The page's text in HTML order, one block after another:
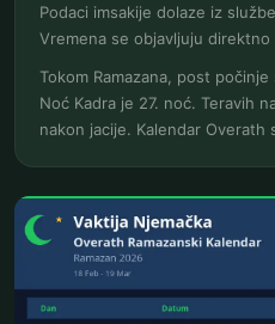
Podaci imsakije dolaze iz
Vremena se objavljuju direktno
Tokom Ramazana, post
Noć Kadra je 27. noć. Teravih
nakon jacije. Kalendar Overath